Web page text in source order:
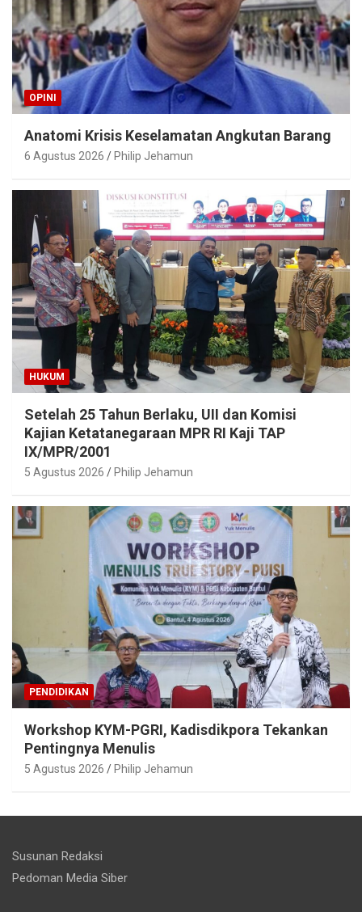
OPINI
Anatomi Krisis Keselamatan Angkutan Barang
6 Agustus 2026 Philip Jehamun
HUKUM
Setelah 25 Tahun Berlaku, UII dan Komisi
Kajian Ketatanegaraan MPR RI Kaji TAP
IX/MPR/2001
5 Agustus 2026 Philip Jehamun
PENDIDIKAN
Workshop KYM-PGRI, Kadisdikpora Tekankan
Pentingnya Menulis
5 Agustus 2026 Philip Jehamun
Susunan Redaksi
Pedoman Media Siber